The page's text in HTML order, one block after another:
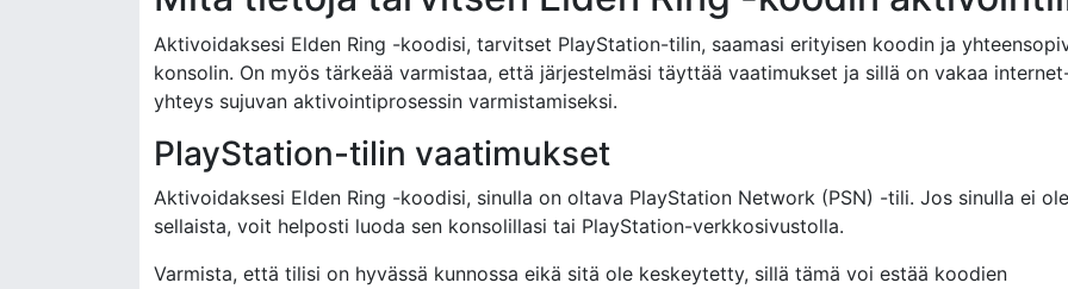
Aktivoidaksesi Elden Ring -koodisi, tarvitset PlayStation-tilin, saamasi erityisen koodin ja
konsolin. On myös tärkeää varmistaa, että järjestelmäsi täyttää vaatimukset ja sillä on vakaa
yhteys sujuvan aktivointiprosessin varmistamiseksi.
PlayStation-tilin vaatimukset
Aktivoidaksesi Elden Ring -koodisi, sinulla on oltava PlayStation Network (PSN) -tili. Jos sinulla ei ole
sellaista, voit helposti luoda sen konsolillasi tai PlayStation-verkkosivustolla.
Varmista, että tilisi on hyvässä kunnossa eikä sitä ole keskeytetty, sillä tämä voi estää koodien